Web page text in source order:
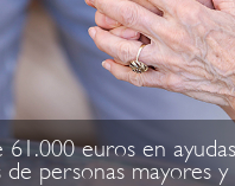
61.000 euros en
de personas mayores